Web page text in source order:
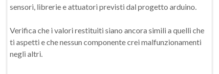
sensori, librerie e attuatori previsti dal progetto arduino.
Verifica che i valori restituiti siano ancora simili a quelli che
ti aspetti e che nessun componente crei malfunzionamenti
negli altri.